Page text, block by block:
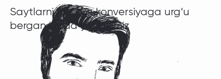
Saytlarni SEO va konversiyaga urg‘u
bergan holda yaratamiz